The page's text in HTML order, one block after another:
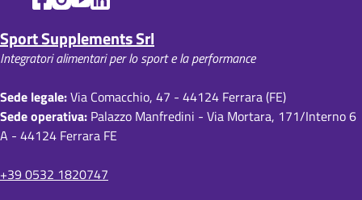
l
e
d
i
p
a
Sport Supplements Srl
Integratori alimentari per lo sport e la performance
Sede legale:Via Comacchio, 47 - 44124 Ferrara (FE)
Sede operativa: Palazzo Manfredini - Via Mortara, 171/Interno 6
A - 44124 Ferrara FE
+39 0532 1820747